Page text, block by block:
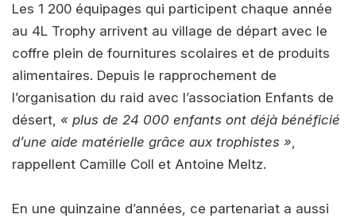
Les 1 200 équipages qui participent chaque année
au 4L Trophy arrivent au village de départ avec le
coffre plein de fournitures scolaires et de produits
alimentaires. Depuis le rapprochement de
l’organisation du raid avec l’association Enfants de
désert, « plus de 24 000 enfants ont déjà bénéficié
d’une aide matérielle grâce aux trophistes »,
rappellent Camille Coll et Antoine Meltz.
En une quinzaine d’années, ce partenariat a aussi